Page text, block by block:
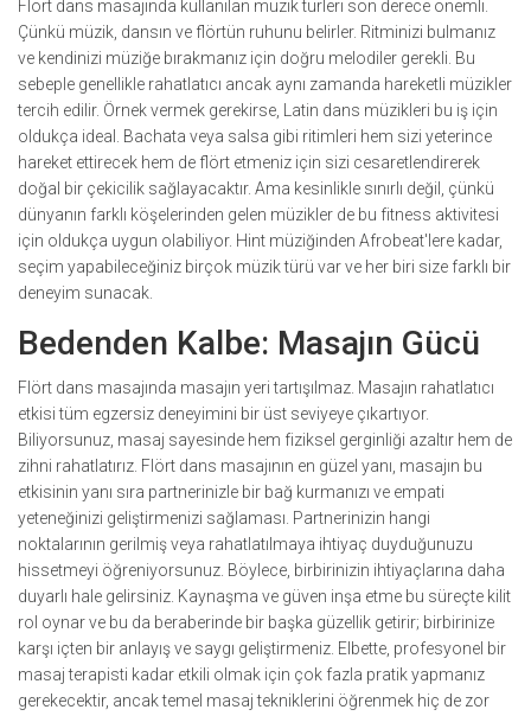
Flört dans masajında kullanılan müzik türleri son derece önemli.
Çünkü müzik, dansın ve flörtün ruhunu belirler. Ritminizi bulmanız
ve kendinizi müziğe bırakmanız için doğru melodiler gerekli. Bu
sebeple genellikle rahatlatıcı ancak aynı zamanda hareketli müzikler
tercih edilir. Örnek vermek gerekirse, Latin dans müzikleri bu iş için
oldukça ideal. Bachata veya salsa gibi ritimleri hem sizi yeterince
hareket ettirecek hem de flört etmeniz için sizi cesaretlendirerek
doğal bir çekicilik sağlayacaktır. Ama kesinlikle sınırlı değil, çünkü
dünyanın farklı köşelerinden gelen müzikler de bu fitness aktivitesi
için oldukça uygun olabiliyor. Hint müziğinden Afrobeat'lere kadar,
seçim yapabileceğiniz birçok müzik türü var ve her biri size farklı bir
deneyim sunacak.
Bedenden Kalbe: Masajın Gücü
Flört dans masajında masajın yeri tartışılmaz. Masajın rahatlatıcı
etkisi tüm egzersiz deneyimini bir üst seviyeye çıkartıyor.
Biliyorsunuz, masaj sayesinde hem fiziksel gerginliği azaltır hem de
zihni rahatlatırız. Flört dans masajının en güzel yanı, masajın bu
etkisinin yanı sıra partnerinizle bir bağ kurmanızı ve empati
yeteneğinizi geliştirmenizi sağlaması. Partnerinizin hangi
noktalarının gerilmiş veya rahatlatılmaya ihtiyaç duyduğunuzu
hissetmeyi öğreniyorsunuz. Böylece, birbirinizin ihtiyaçlarına daha
duyarlı hale gelirsiniz. Kaynaşma ve güven inşa etme bu süreçte kilit
rol oynar ve bu da beraberinde bir başka güzellik getirir; birbirinize
karşı içten bir anlayış ve saygı geliştirmeniz. Elbette, profesyonel bir
masaj terapisti kadar etkili olmak için çok fazla pratik yapmanız
gerekecektir, ancak temel masaj tekniklerini öğrenmek hiç de zor